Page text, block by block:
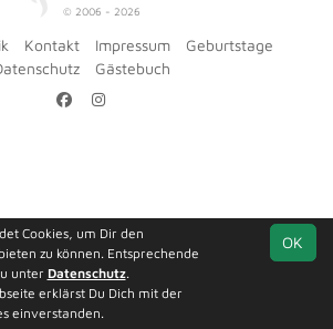
© 2006 - 2026
Kontakt Impressum
Geburtstage
Gästebuch
OK
Cookies, um Dir den
zu können. Entsprechende
unter Datenschutz.
erklärst Du Dich mit der
einverstanden.